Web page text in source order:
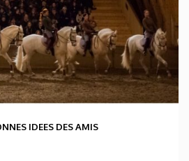
IDEES DES AMIS